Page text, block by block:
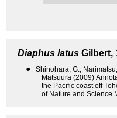
Diaphus latus Gilbert,
●
Shinohara, G.,
Matsuura (2009)
the Pacific coast off
of Nature and Science